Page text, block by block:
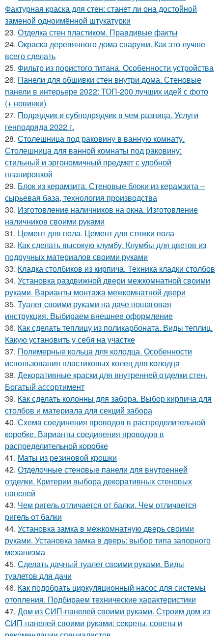
Фактурная краска для стен: станет ли она достойной
заменой одноимённой штукатурки
23. Отделка стен пластиком. Правдивые факты
24. Окраска деревянного дома снаружи. Как это лучше
всего сделать
25. Фильтр из пористого титана. Особенности устройства
26. Панели для обшивки стен внутри дома. Стеновые
панели в интерьере 2022: ТОП-200 лучших идей с фото
(+ новинки)
27. Подрядчик и субподрядчик в чем разница. Услуги
генподряда 2022 г.
28. Столешница под раковину в ванную комнату.
Столешница для ванной комнаты под раковину:
стильный и эргономичный предмет с удобной
планировкой
29. Блок из керамзита. Стеновые блоки из керамзита –
сырьевая база, технология производства
30. Изготовление наличников на окна. Изготовление
наличников своими руками
31. Цемент для пола. Цемент для стяжки пола
32. Как сделать высокую клумбу. Клумбы для цветов из
подручных материалов своими руками
33. Кладка столбиков из кирпича. Техника кладки столбов
34. Установка раздвижной двери межкомнатной своими
руками. Варианты монтажа межкомнатной двери
35. Туалет своими руками на даче пошаговая
инструкция. Выбираем внешнее оформление
36. Как сделать теплицу из поликарбоната. Виды теплиц.
Какую установить у себя на участке
37. Полимерные кольца для колодца. Особенности
использования пластиковых колец для колодца
38. Декоративные краски для внутренней отделки стен.
Богатый ассортимент
39. Как сделать колонны для забора. Выбор кирпича для
столбов и материала для секций забора
40. Схема соединения проводов в распределительной
коробке. Варианты соединения проводов в
распределительной коробке
41. Маты из резиновой крошки
42. Отделочные стеновые панели для внутренней
отделки. Критерии выбора декоративных стеновых
панелей
43. Чем ригель отличается от балки. Чем отличается
ригель от балки
44. Установка замка в межкомнатную дверь своими
руками. Установка замка в дверь: выбор типа запорного
механизма
45. Сделать дачный туалет своими руками. Виды
туалетов для дачи
46. Как подобрать циркуляционный насос для системы
отопления. Подбираем технические характеристики
47. Дом из СИП-панелей своими руками. Строим дом из
СИП-панелей своими руками: секреты, советы и